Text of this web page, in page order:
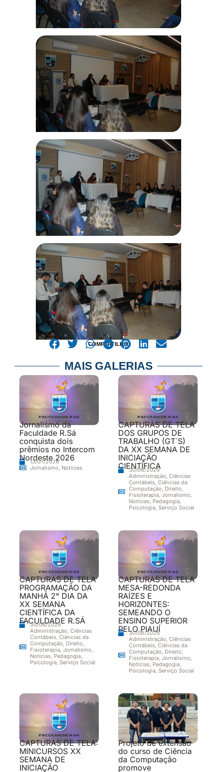
COMPARTILHE!
MAIS GALERIAS
Jornalismo da
Faculdade R.Sá
conquista dois
prêmios no Intercom
Nordeste 2026
13/07/2026
Jornalismo, Notícias
CAPTURAS DE TELA
DOS GRUPOS DE
TRABALHO (GT´S)
DA XX SEMANA DE
INICIAÇÃO
CIENTÍFICA
30/06/2026
Administração, Ciências
Contábeis, Ciências da
Computação, Direito,
Fisioterapia, Jornalismo,
Notícias, Pedagogia,
Psicologia, Serviço Social
CAPTURAS DE TELA
PROGRAMAÇÃO DA
MANHÃ 2° DIA DA
XX SEMANA
CIENTÍFICA DA
FACULDADE R.SÁ
30/06/2026
Administração, Ciências
Contábeis, Ciências da
Computação, Direito,
Fisioterapia, Jornalismo,
Notícias, Pedagogia,
Psicologia, Serviço Social
CAPTURAS DE TELA
MESA-REDONDA
RAÍZES E
HORIZONTES:
SEMEANDO O
ENSINO SUPERIOR
PELO PIAUÍ
30/06/2026
Administração, Ciências
Contábeis, Ciências da
Computação, Direito,
Fisioterapia, Jornalismo,
Notícias, Pedagogia,
Psicologia, Serviço Social
CAPTURAS DE TELA:
MINICURSOS XX
SEMANA DE
INICIAÇÃO
Projeto de extensão
do curso de Ciência
da Computação
promove